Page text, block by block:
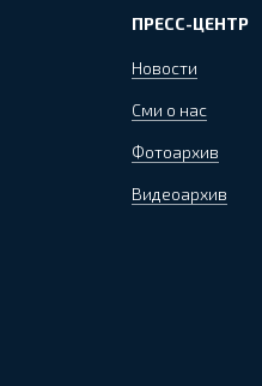
ПРЕСС-ЦЕНТР
Новости
Сми о нас
Фотоархив
Видеоархив